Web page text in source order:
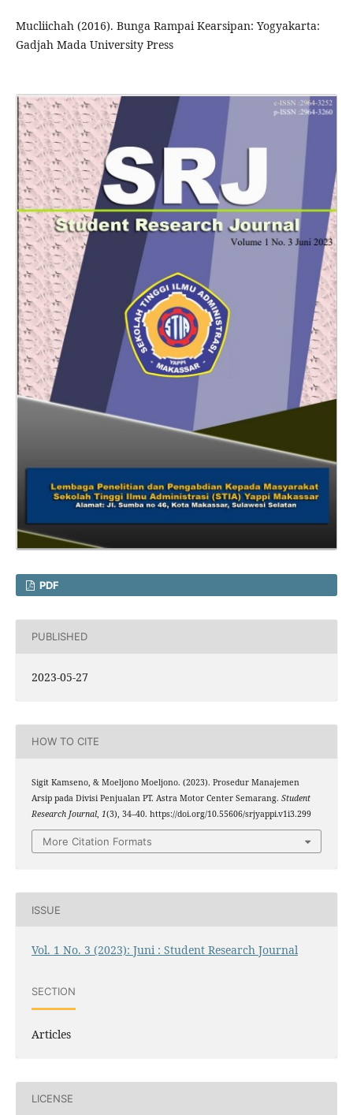
Mucliichah (2016). Bunga Rampai Kearsipan: Yogyakarta:
Gadjah Mada University Press
PDF
PUBLISHED
2023-05-27
HOW TO CITE
Sigit Kamseno, & Moeljono Moeljono. (2023). Prosedur Manajemen
Arsip pada Divisi Penjualan PT. Astra Motor Center Semarang. Student
Research Journal, 1(3), 34–40. https://doi.org/10.55606/srjyappi.v1i3.299
More Citation Formats
ISSUE
Vol. 1 No. 3 (2023): Juni : Student Research Journal
SECTION
Articles
LICENSE